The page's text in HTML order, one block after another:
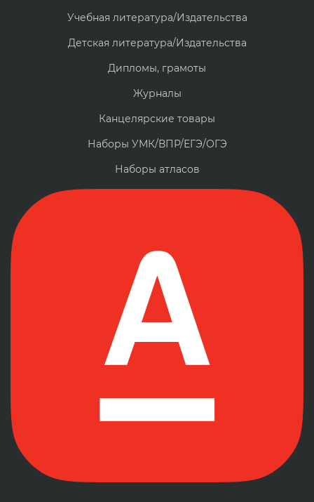
Учебная литература/Издательства
Детская литература/Издательства
Дипломы, грамоты
Журналы
Канцелярские товары
Наборы УМК/ВПР/ЕГЭ/ОГЭ
Наборы атласов